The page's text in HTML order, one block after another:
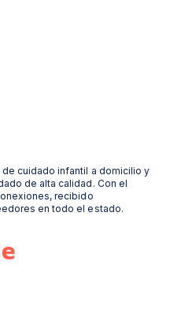
cuidado infantil a domicilio y
de alta calidad. Con el
recibido
en todo el estado.